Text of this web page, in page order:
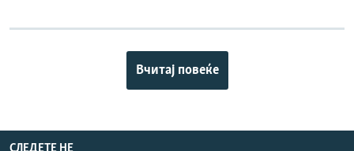
Вчитај повеќе